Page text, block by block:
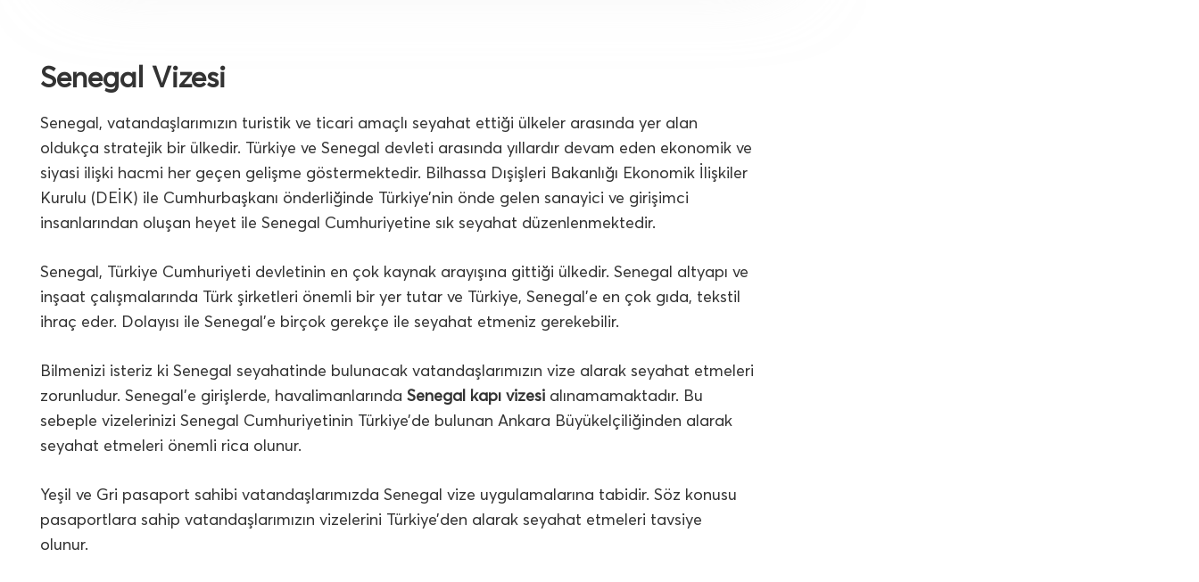
Senegal Vizesi
Senegal, vatandaşlarımızın turistik ve ticari amaçlı seyahat ettiği ülkeler arasında yer alan
oldukça stratejik bir ülkedir. Türkiye ve Senegal devleti arasında yıllardır devam eden ekonomik ve
siyasi ilişki hacmi her geçen gelişme göstermektedir. Bilhassa Dışişleri Bakanlığı Ekonomik İlişkiler
Kurulu (DEİK) ile Cumhurbaşkanı önderliğinde Türkiye’nin önde gelen sanayici ve girişimci
insanlarından oluşan heyet ile Senegal Cumhuriyetine sık seyahat düzenlenmektedir.
Senegal, Türkiye Cumhuriyeti devletinin en çok kaynak arayışına gittiği ülkedir. Senegal altyapı ve
inşaat çalışmalarında Türk şirketleri önemli bir yer tutar ve Türkiye, Senegal’e en çok gıda, tekstil
ihraç eder. Dolayısı ile Senegal’e birçok gerekçe ile seyahat etmeniz gerekebilir.
Bilmenizi isteriz ki Senegal seyahatinde bulunacak vatandaşlarımızın vize alarak seyahat etmeleri
zorunludur. Senegal’e girişlerde, havalimanlarında Senegal kapı vizesi alınamamaktadır. Bu
sebeple vizelerinizi Senegal Cumhuriyetinin Türkiye’de bulunan Ankara Büyükelçiliğinden alarak
seyahat etmeleri önemli rica olunur.
Yeşil ve Gri pasaport sahibi vatandaşlarımızda Senegal vize uygulamalarına tabidir. Söz konusu
pasaportlara sahip vatandaşlarımızın vizelerini Türkiye’den alarak seyahat etmeleri tavsiye
olunur.